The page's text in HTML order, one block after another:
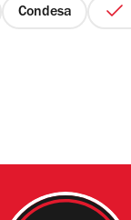
Condesa